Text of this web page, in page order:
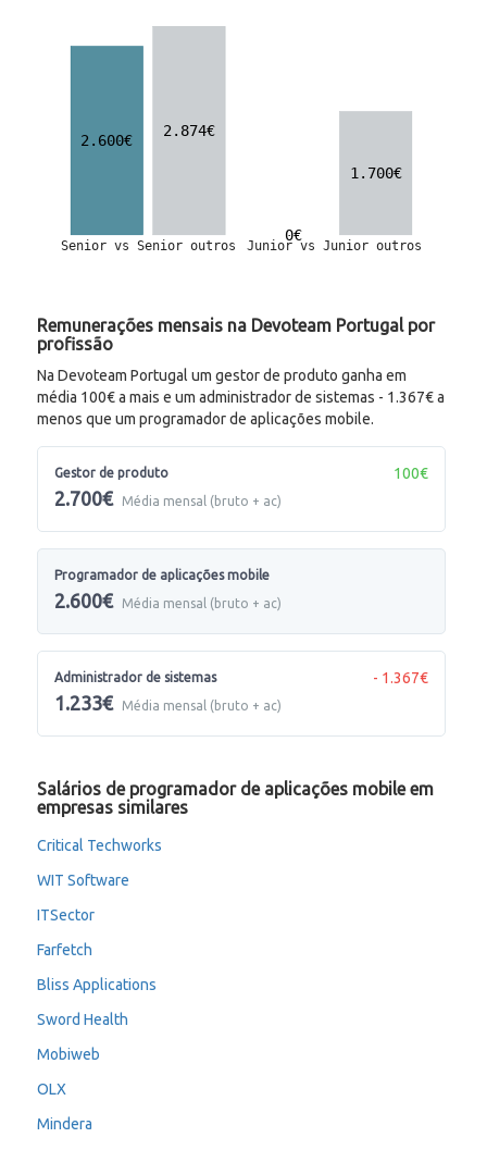
Remunerações mensais na Devoteam Portugal por
profissão
Na Devoteam Portugal um gestor de produto ganha em
média 100€ a mais e um administrador de sistemas - 1.367€ a
menos que um programador de aplicações mobile.
Gestor de produto
2.700€ Média mensal (bruto + ac)
100€
Programador de aplicações mobile
2.600€ Média mensal (bruto + ac)
Administrador de sistemas
1.233€ Média mensal (bruto + ac)
- 1.367€
Salários de programador de aplicações mobile em
empresas similares
Critical Techworks
WIT Software
ITSector
Farfetch
Bliss Applications
Sword Health
Mobiweb
OLX
Mindera